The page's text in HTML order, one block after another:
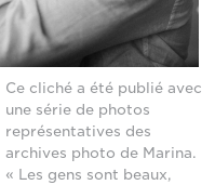
Ce cliché a été publié avec
une série de photos
représentatives des
archives photo de Marina.
« Les gens sont beaux,